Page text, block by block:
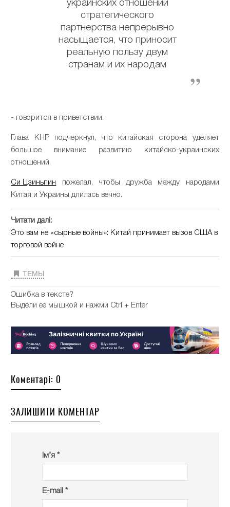
украинских отношений
стратегического
партнерства непрерывно
насыщается, что приносит
реальную пользу двум
странам и их народам
- говорится в приветствии.
Глава КНР подчеркнул, что китайская сторона уделяет
большое внимание развитию китайско-украинских
отношений.
Си Цзиньпин пожелал, чтобы дружба между народами
Китая и Украины длилась вечно.
Читати далі:
Это вам не «сырные войны»: Китай принимает вызов США в
торговой войне
ТЕМЫ
Ошибка в тексте?
Выдели ее мышкой и нажми Ctrl + Enter
Коментарі: 0
ЗАЛИШИТИ КОМЕНТАР
Ім’я *
E-mail *